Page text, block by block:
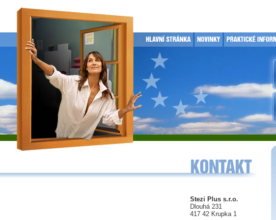
Stezi Plus s.r.o.
Dlouhá 231
417 42 Krupka 1